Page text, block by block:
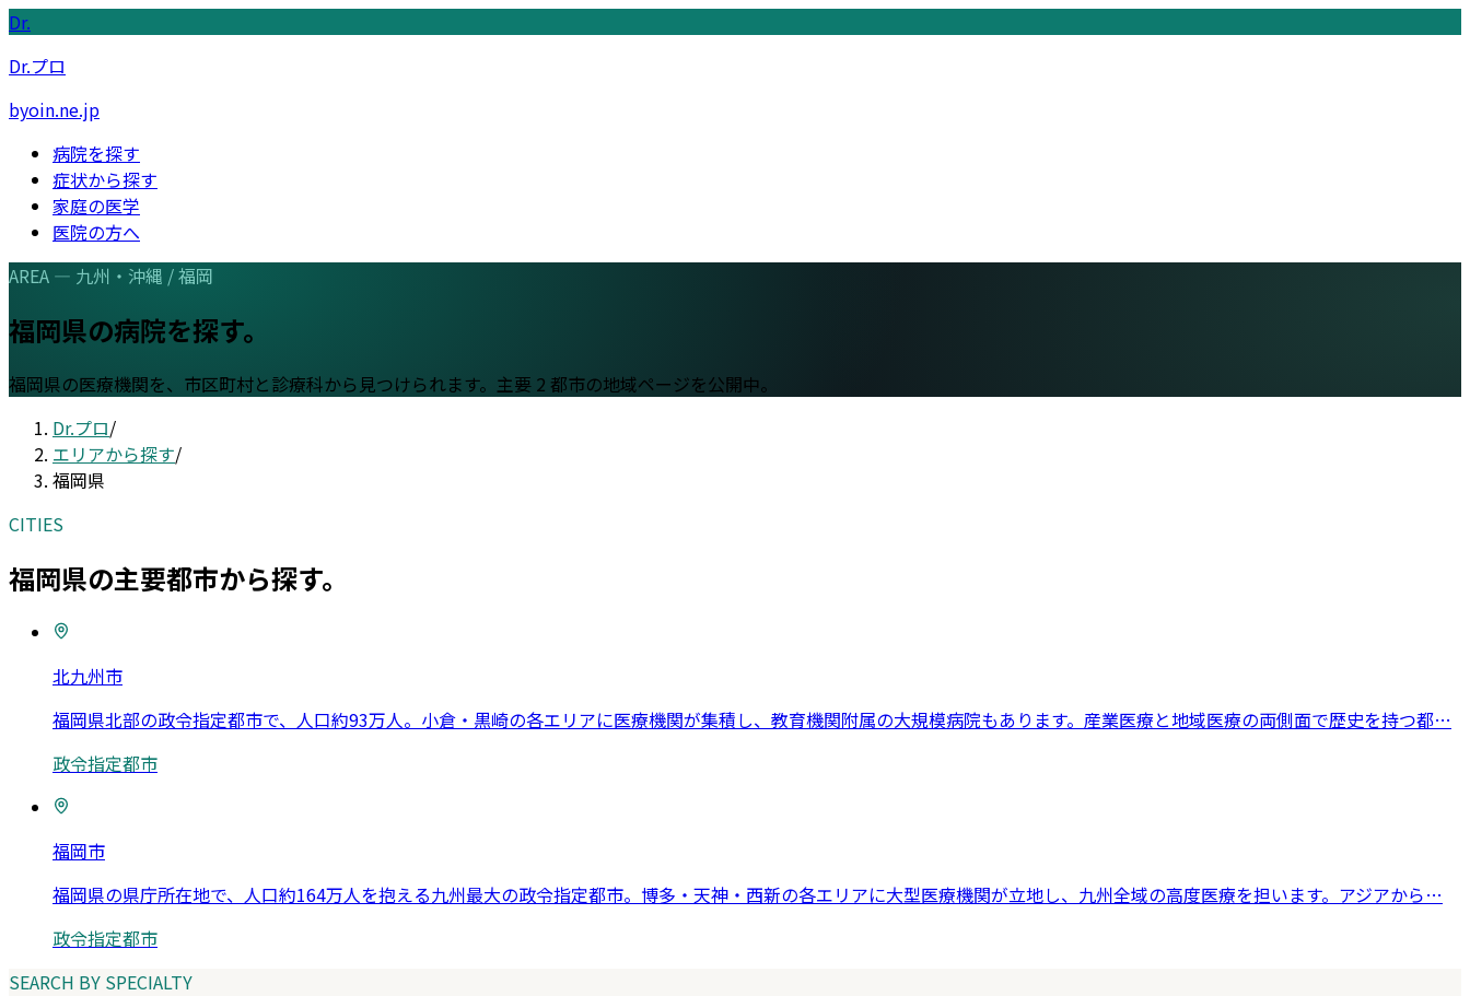
Dr.
Dr.プロ
byoin.ne.jp
病院を探す
症状から探す
家庭の医学
医院の方へ
AREA — 九州・沖縄 /福岡
福岡県の病院を探す。
福岡県の医療機関を、市区町村と診療科から見つけられます。 主要 2 都市の地域ページを公開中。
Dr.プロ/
エリアから探す/
福岡県
CITIES
福岡県の主要都市から探す。
北九州市
福岡県北部の政令指定都市で、人口約93万人。小倉・黒崎の各エリアに医療機関が集積し、教育機関附属の大規模病院もあります。産業医療と地域医療の両側面で歴史を持つ都…
政令指定都市
福岡市
福岡県の県庁所在地で、人口約164万人を抱える九州最大の政令指定都市。博多・天神・西新の各エリアに大型医療機関が立地し、九州全域の高度医療を担います。アジアから…
政令指定都市
SEARCH BY SPECIALTY